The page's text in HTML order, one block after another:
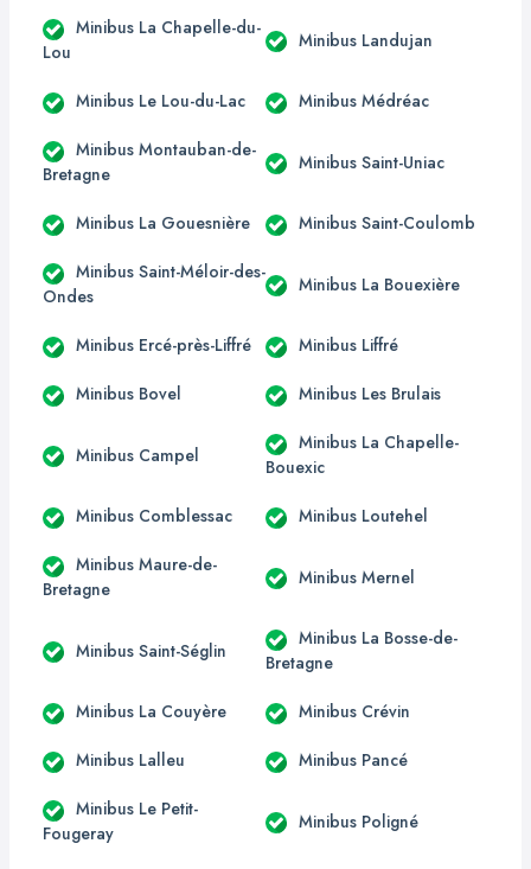
Minibus La Chapelle-du-
Lou
Minibus Landujan
Minibus Le Lou-du-Lac Minibus Médréac
Minibus Montauban-de-
Bretagne
Minibus Saint-Uniac
Minibus La Gouesnière Minibus Saint-Coulomb
Minibus Saint-Méloir-des-
Ondes
Minibus La Bouexière
Minibus Ercé-près-Liffré Minibus Liffré
Minibus Bovel Minibus Les Brulais
Minibus Campel
Minibus La Chapelle-
Bouexic
Minibus Comblessac Minibus Loutehel
Minibus Maure-de-
Bretagne
Minibus Mernel
Minibus Saint-Séglin
Minibus La Bosse-de-
Bretagne
Minibus La Couyère Minibus Crévin
Minibus Lalleu Minibus Pancé
Minibus Le Petit-
Fougeray
Minibus Poligné